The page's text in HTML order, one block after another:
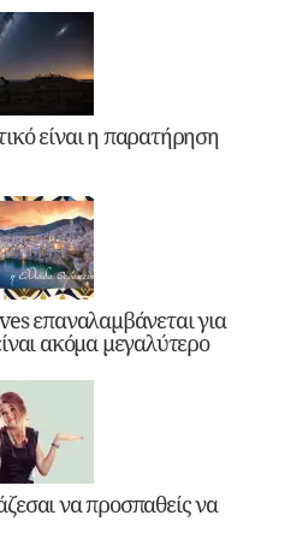
είναι η παρατήρηση
επαναλαμβάνεται για
ακόμα μεγαλύτερο
να προσπαθείς να